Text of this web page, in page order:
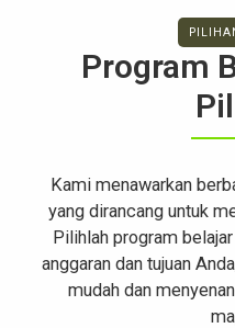
Program
Kami menawarkan
yang dirancang untuk
Pilihlah program
anggaran dan tujuan
mudah dan